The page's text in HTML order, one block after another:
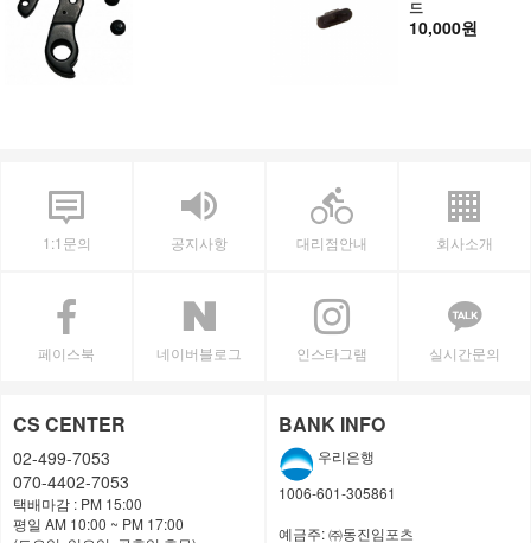
드
10,000원
1:1문의 공지사항 대리점안내 회사소개
페이스북 네이버블로그 인스타그램 실시간문의
CS CENTER
02-499-7053
070-4402-7053
택배마감 : PM 15:00
평일 AM 10:00 ~ PM 17:00
BANK INFO
우리은행
1006-601-305861
예금주:㈜동진임포츠